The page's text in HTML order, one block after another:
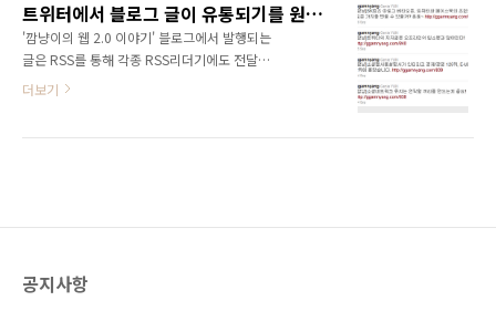
끌고 있고, 상대적으로 블로그의 인기가 시들해
지고 있는 상황이어서 블로그메타사..
유지하고 있는 상황이다. 내가 운영하고 있는 블
로그메타사이트인 블로그와이드도 마찬가지다.
현재는 명맥만 유지하고 있다.(물론 변신을 꽤할
것이다. 조만간...) 올블로그, 블로그코리아, 블로
지면서 블로그 글의 유통에도 문제가 생겼다. 모
트위터에서 블로그 글이 유통되기를 원한다면 트위터에 맞는 제목이 필요하다.
'깜냥이의 웹 2.0 이야기' 블로그에서 발행되는
글은 RSS를 통해 각종 RSS리더기에도 전달되
지만 트위터와 페이스북에도 동시에 전달된다.
보면 절대 그렇지 않다는 것을 알 수 있다. 아무
더보기
공지사항